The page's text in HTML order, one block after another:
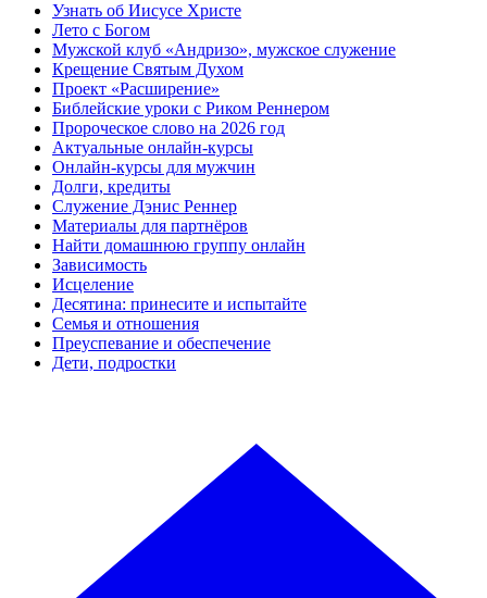
Узнать об Иисусе Христе
Лето с Богом
Мужской клуб «Андризо», мужское служение
Крещение Святым Духом
Проект «Расширение»
Библейские уроки с Риком Реннером
Пророческое слово на 2026 год
Актуальные онлайн-курсы
Онлайн-курсы для мужчин
Долги, кредиты
Служение Дэнис Реннер
Материалы для партнёров
Найти домашнюю группу онлайн
Зависимость
Исцеление
Десятина: принесите и испытайте
Семья и отношения
Преуспевание и обеспечение
Дети, подростки